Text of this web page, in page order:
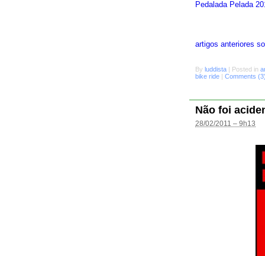
Pedalada Pelada
artigos anteriores
By luddista | Posted in
bike ride | Comments
Não foi
28/02/2011 – 9h13